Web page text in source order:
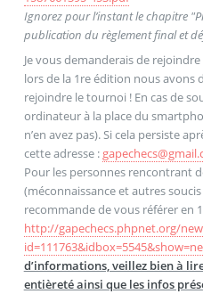
Ignorez pour l’instant le chapitre
publication du règlement final et
Je vous demanderais de
lors de la 1re édition nous avons
rejoindre le tournoi ! En cas de
ordinateur à la place du
n’en avez pas). Si cela persiste
cette adresse : gapechecs@
Pour les personnes rencontrant
(méconnaissance et autres
recommande de vous référer en
http://gapechecs.phpnet.org/
d’informations, veillez bien à
entièreté ainsi que les infos